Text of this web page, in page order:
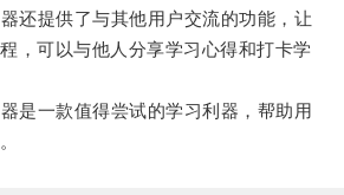
提供了与其他用户交流的功能，让
，可以与他人分享学习心得和打卡学
一款值得尝试的学习利器，帮助用